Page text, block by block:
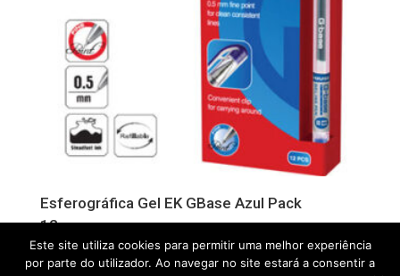
Esferográfica Gel EK GBase Azul Pack
12un
Este site utiliza cookies para permitir uma melhor experiência
por parte do utilizador. Ao navegar no site estará a consentir a